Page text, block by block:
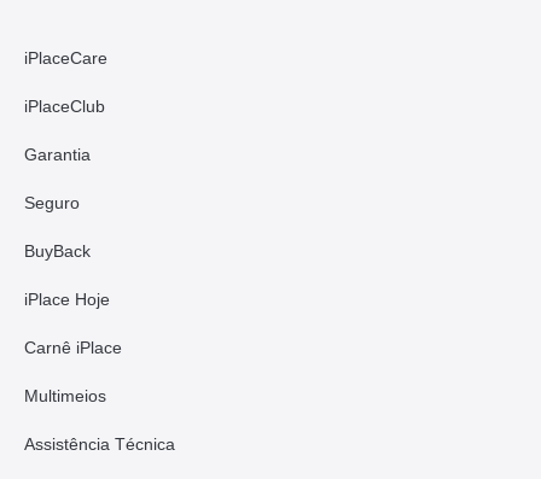
iPlaceCare
iPlaceClub
Garantia
Seguro
BuyBack
iPlace Hoje
Carnê iPlace
Multimeios
Assistência Técnica